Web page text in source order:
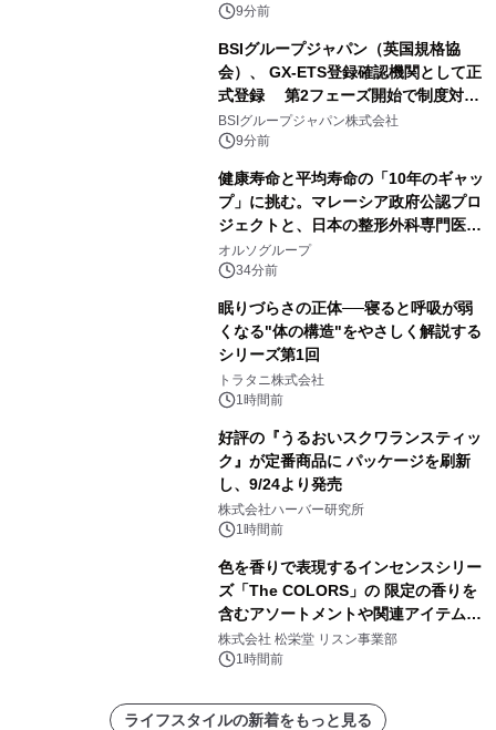
9分前
BSIグループジャパン（英国規格協
会）、 GX-ETS登録確認機関として正
式登録 第2フェーズ開始で制度対応
が義務化、 企業の対応はどう変わるの
か？ 法的拘束力をもつGX-ETSの実
動画を公開中
BSIグループジャパン株式会社
9分前
健康寿命と平均寿命の「10年のギャッ
プ」に挑む。マレーシア政府公認プロ
ジェクトと、日本の整形外科専門医が
サステナブルな「エシカル・ツバメの
巣」の共同臨床検証を開始
オルソグループ
34分前
眠りづらさの正体──寝ると呼吸が弱
くなる"体の構造"をやさしく解説する
シリーズ第1回
トラタニ株式会社
1時間前
好評の『うるおいスクワランスティッ
ク』が定番商品に パッケージを刷新
し、9/24より発売
株式会社ハーバー研究所
1時間前
色を香りで表現するインセンスシリー
ズ「The COLORS」の 限定の香りを
含むアソートメントや関連アイテムを
8月6日発売
株式会社 松栄堂 リスン事業部
1時間前
ライフスタイルの新着をもっと見る